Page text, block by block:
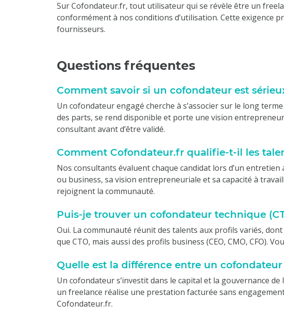
Sur Cofondateur.fr, tout utilisateur qui se révèle être un
conformément à nos conditions d’utilisation. Cette exigence
fournisseurs.
Questions fréquentes
Comment savoir si un cofondateur est
Un cofondateur engagé cherche à s’associer sur le long
des parts, se rend disponible et porte une vision
consultant avant d’être validé.
Comment Cofondateur.fr qualifie-t-il les
Nos consultants évaluent chaque candidat lors d’un
ou business, sa vision entrepreneuriale et sa capacité à
rejoignent la communauté.
Puis-je trouver un cofondateur technique
Oui. La communauté réunit des talents aux profils variés,
que CTO, mais aussi des profils business (CEO, CMO, CFO).
Quelle est la différence entre un
Un cofondateur s’investit dans le capital et la gouvernance
un freelance réalise une prestation facturée sans
Cofondateur.fr.